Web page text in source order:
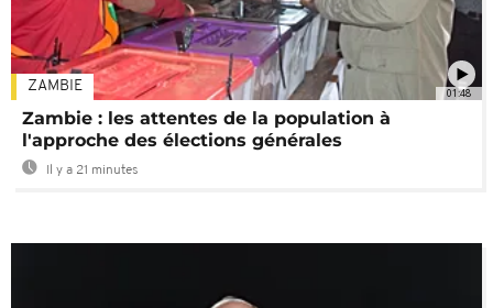
01:48
ZAMBIE
Zambie : les attentes de la population à
l'approche des élections générales
Il y a 21 minutes